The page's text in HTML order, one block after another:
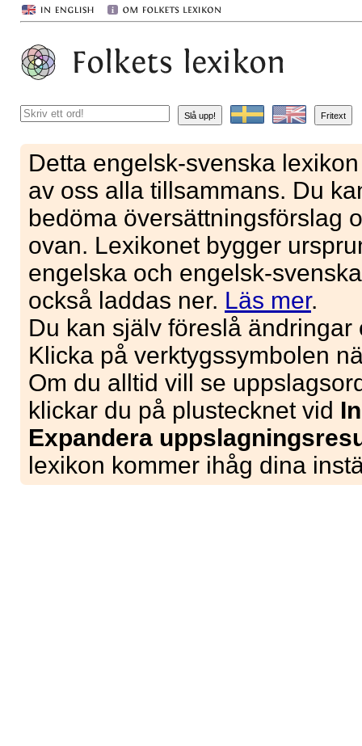
Slå upp! Fritext
Detta engelsk-svenska
av oss alla tillsammans. Du
bedöma översättningsförslag
ovan. Lexikonet bygger
engelska och engelsk-
också laddas ner. Läs mer.
Du kan själv föreslå
Klicka på verktygssymbolen
Om du alltid vill se
klickar du på plustecknet vid
Expandera
lexikon kommer ihåg dina